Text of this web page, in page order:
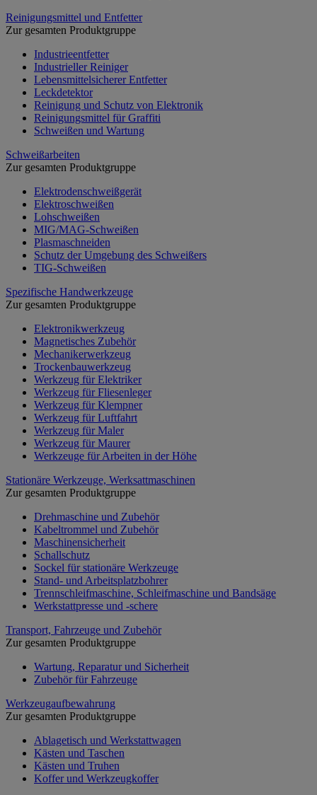
Reinigungsmittel und Entfetter
Zur gesamten Produktgruppe
Industrieentfetter
Industrieller Reiniger
Lebensmittelsicherer Entfetter
Leckdetektor
Reinigung und Schutz von Elektronik
Reinigungsmittel für Graffiti
Schweißen und Wartung
Schweißarbeiten
Zur gesamten Produktgruppe
Elektrodenschweißgerät
Elektroschweißen
Lohschweißen
MIG/MAG-Schweißen
Plasmaschneiden
Schutz der Umgebung des Schweißers
TIG-Schweißen
Spezifische Handwerkzeuge
Zur gesamten Produktgruppe
Elektronikwerkzeug
Magnetisches Zubehör
Mechanikerwerkzeug
Trockenbauwerkzeug
Werkzeug für Elektriker
Werkzeug für Fliesenleger
Werkzeug für Klempner
Werkzeug für Luftfahrt
Werkzeug für Maler
Werkzeug für Maurer
Werkzeuge für Arbeiten in der Höhe
Stationäre Werkzeuge, Werksattmaschinen
Zur gesamten Produktgruppe
Drehmaschine und Zubehör
Kabeltrommel und Zubehör
Maschinensicherheit
Schallschutz
Sockel für stationäre Werkzeuge
Stand- und Arbeitsplatzbohrer
Trennschleifmaschine, Schleifmaschine und Bandsäge
Werkstattpresse und -schere
Transport, Fahrzeuge und Zubehör
Zur gesamten Produktgruppe
Wartung, Reparatur und Sicherheit
Zubehör für Fahrzeuge
Werkzeugaufbewahrung
Zur gesamten Produktgruppe
Ablagetisch und Werkstattwagen
Kästen und Taschen
Kästen und Truhen
Koffer und Werkzeugkoffer